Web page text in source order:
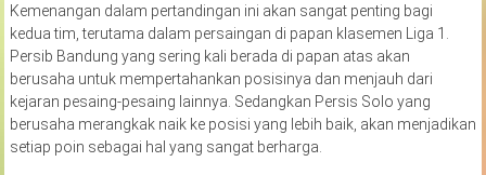
Kemenangan dalam pertandingan ini akan sangat penting bagi
kedua tim, terutama dalam persaingan di papan klasemen Liga 1.
Persib Bandung yang sering kali berada di papan atas akan
berusaha untuk mempertahankan posisinya dan menjauh dari
kejaran pesaing-pesaing lainnya. Sedangkan Persis Solo yang
berusaha merangkak naik ke posisi yang lebih baik, akan menjadikan
setiap poin sebagai hal yang sangat berharga.